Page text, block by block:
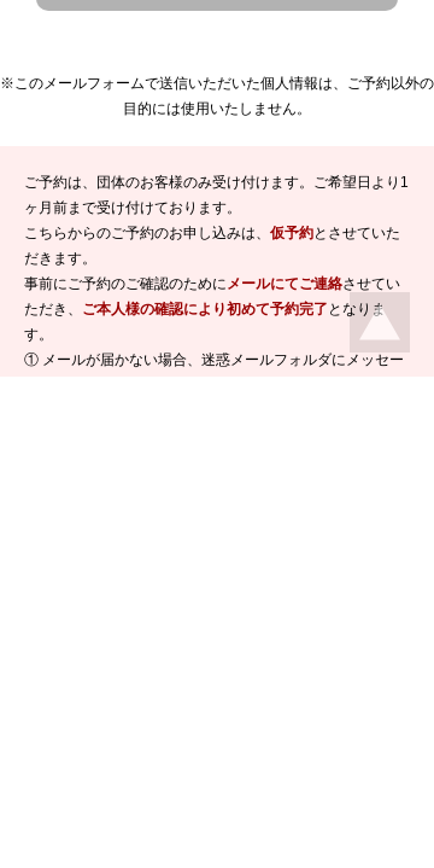
※このメールフォームで送信いただいた個人情報は、ご予約以外の
目的には使用いたしません。
ご予約は、団体のお客様のみ受け付けます。ご希望日より1
ヶ月前まで受け付けております。
こちらからのご予約のお申し込みは、 仮予約とさせていた
だきます。
事前にご予約のご確認のためにメールにてご連絡させてい
ただき、 ご本人様の確認により初めて予約完了 となりま
す。
① メールが届かない場合、迷惑メールフォルダにメッセー